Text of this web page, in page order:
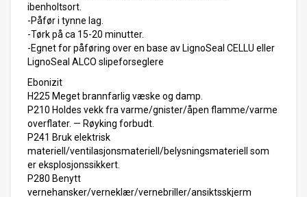
ibenholtsort.
-Påfør i tynne lag.
-Tørk på ca 15-20 minutter.
-Egnet for påføring over en base av LignoSeal CELLU eller
LignoSeal ALCO slipeforseglere
Ebonizit
H225 Meget brannfarlig væske og damp.
P210 Holdes vekk fra varme/gnister/åpen flamme/varme
overflater. — Røyking forbudt.
P241 Bruk elektrisk
materiell/ventilasjonsmateriell/belysningsmateriell som
er eksplosjonssikkert.
P280 Benytt
vernehansker/verneklær/vernebriller/ansiktsskjerm